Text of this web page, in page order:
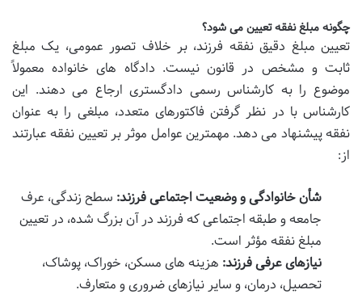
چگونه مبلغ نفقه تعیین می شود؟
تعیین مبلغ دقیق نفقه فرزند، بر خلاف تصور عمومی، یک مبلغ
ثابت و مشخص در قانون نیست. دادگاه های خانواده معمولاً
موضوع را به کارشناس رسمی دادگستری ارجاع می دهند. این
کارشناس با در نظر گرفتن فاکتورهای متعدد، مبلغی را به عنوان
نفقه پیشنهاد می دهد. مهمترین عوامل موثر بر تعیین نفقه عبارتند
از:
شأن خانوادگی و وضعیت اجتماعی فرزند: سطح زندگی، عرف
جامعه و طبقه اجتماعی که فرزند در آن بزرگ شده، در تعیین
مبلغ نفقه مؤثر است.
نیازهای عرفی فرزند: هزینه های مسکن، خوراک، پوشاک،
تحصیل، درمان، و سایر نیازهای ضروری و متعارف.